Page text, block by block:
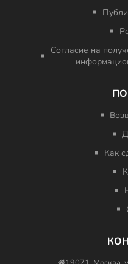
Согласие на
Как